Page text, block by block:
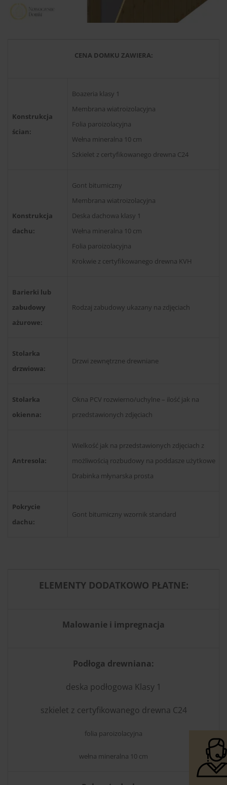
CENA DOMKU ZAWIERA:
Konstrukcja
ścian:
Boazeria klasy 1
Membrana wiatroizolacyjna
Folia paroizolacyjna
Wełna mineralna 10 cm
Szkielet z certyfikowanego drewna C24
Konstrukcja
dachu:
Gont bitumiczny
Membrana wiatroizolacyjna
Deska dachowa klasy 1
Wełna mineralna 10 cm
Folia paroizolacyjna
Krokwie z certyfikowanego drewna KVH
Barierki lub
zabudowy
ażurowe:
Rodzaj zabudowy ukazany na zdjęciach
Stolarka
drzwiowa:
Drzwi zewnętrzne drewniane
Stolarka
okienna:
Okna PCV rozwierno/uchylne – ilość jak na
przedstawionych zdjęciach
Antresola:
Wielkość jak na przedstawionych zdjęciach z
możliwością rozbudowy na poddasze użytkowe
Drabinka młynarska prosta
Pokrycie
dachu:
Gont bitumiczny wzornik standard
ELEMENTY DODATKOWO PŁATNE:
Malowanie i impregnacja
Podłoga drewniana:
deska podłogowa Klasy 1
szkielet z certyfikowanego drewna C24
folia paroizolacyjna
wełna mineralna 10 cm